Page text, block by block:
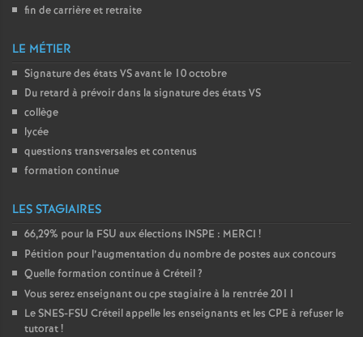
fin de carrière et retraite
LE MÉTIER
Signature des états VSavant le 10 octobre
Du retard à prévoir dans la signature des états VS
collège
lycée
questions transversales et contenus
formation continue
LES STAGIAIRES
66,29% pour la FSU aux élections INSPE : MERCI !
Pétition pour l’augmentation du nombre de postes aux concours
Quelle formation continue à Créteil?
Vous serez enseignant ou cpe stagiaire à la rentrée 2011
LeSNES-FSU Créteil appelle les enseignants et les CPE à refuser le
tutorat!